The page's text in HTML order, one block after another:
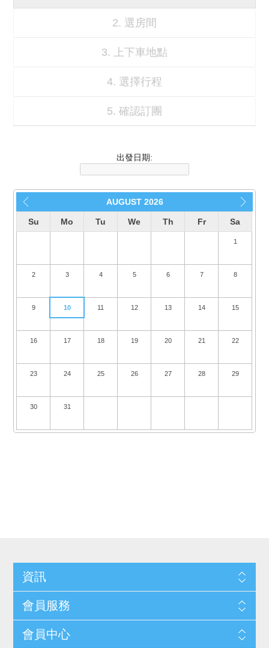
2. 選房間
3. 上下車地點
4. 選擇行程
5. 確認訂團
出發日期:
AUGUST 2026
Su Mo Tu We Th Fr Sa
1
2 3 4 5 6 7 8
9 10 11 12 13 14 15
16 17 18 19 20 21 22
23 24 25 26 27 28 29
30 31
資訊
會員服務
會員中心